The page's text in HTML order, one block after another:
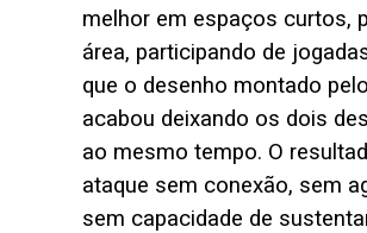
melhor em espaços curtos,
área, participando de
que o desenho montado
acabou deixando os dois
ao mesmo tempo. O
ataque sem conexão, sem
sem capacidade de